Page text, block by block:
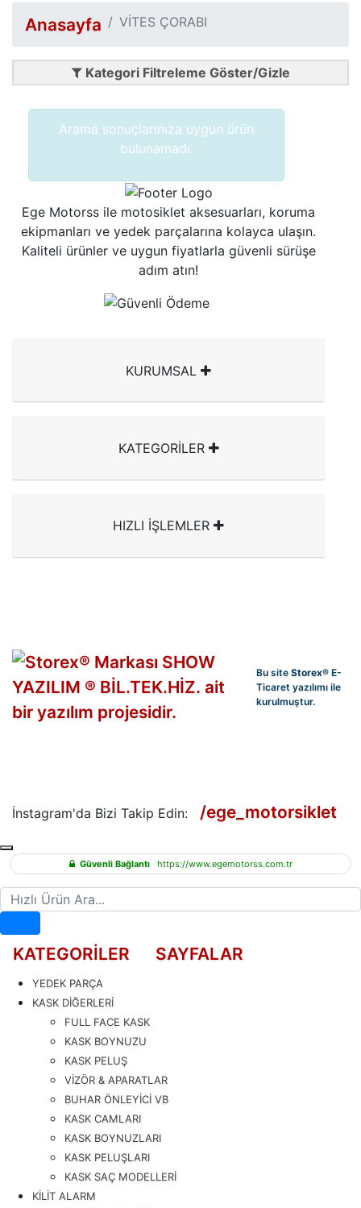
Anasayfa VİTES ÇORABI
Kategori Filtreleme Göster/Gizle
Arama sonuçlarınıza uygun ürün
bulunamadı.
Ege Motorss ile motosiklet aksesuarları, koruma
ekipmanları ve yedek parçalarına kolayca ulaşın.
Kaliteli ürünler ve uygun fiyatlarla güvenli sürüşe
adım atın!
KURUMSAL
KATEGORİLER
HIZLI İŞLEMLER
Bu siteStorex® E-
Ticaret yazılımı ile
kurulmuştur.
İnstagram'da Bizi Takip Edin: /ege_motorsiklet
Güvenli Bağlantıhttps://www.egemotorss.com.tr
Hızlı Ürün Ara
KATEGORİLER SAYFALAR
YEDEK PARÇA
KASK DİĞERLERİ
FULL FACE KASK
KASK BOYNUZU
KASK PELUŞ
VİZÖR & APARATLAR
BUHAR ÖNLEYİCİ VB
KASK CAMLARI
KASK BOYNUZLARI
KASK PELUŞLARI
KASK SAÇ MODELLERİ
KİLİT ALARM